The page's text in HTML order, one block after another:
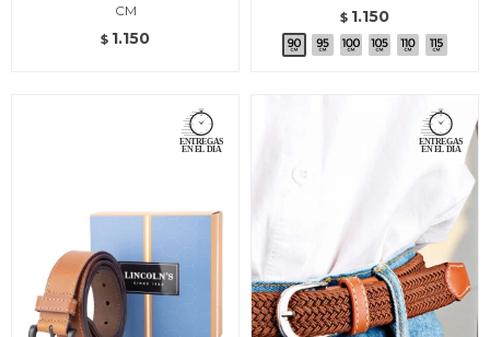
CM
$ 1.150
$ 1.150